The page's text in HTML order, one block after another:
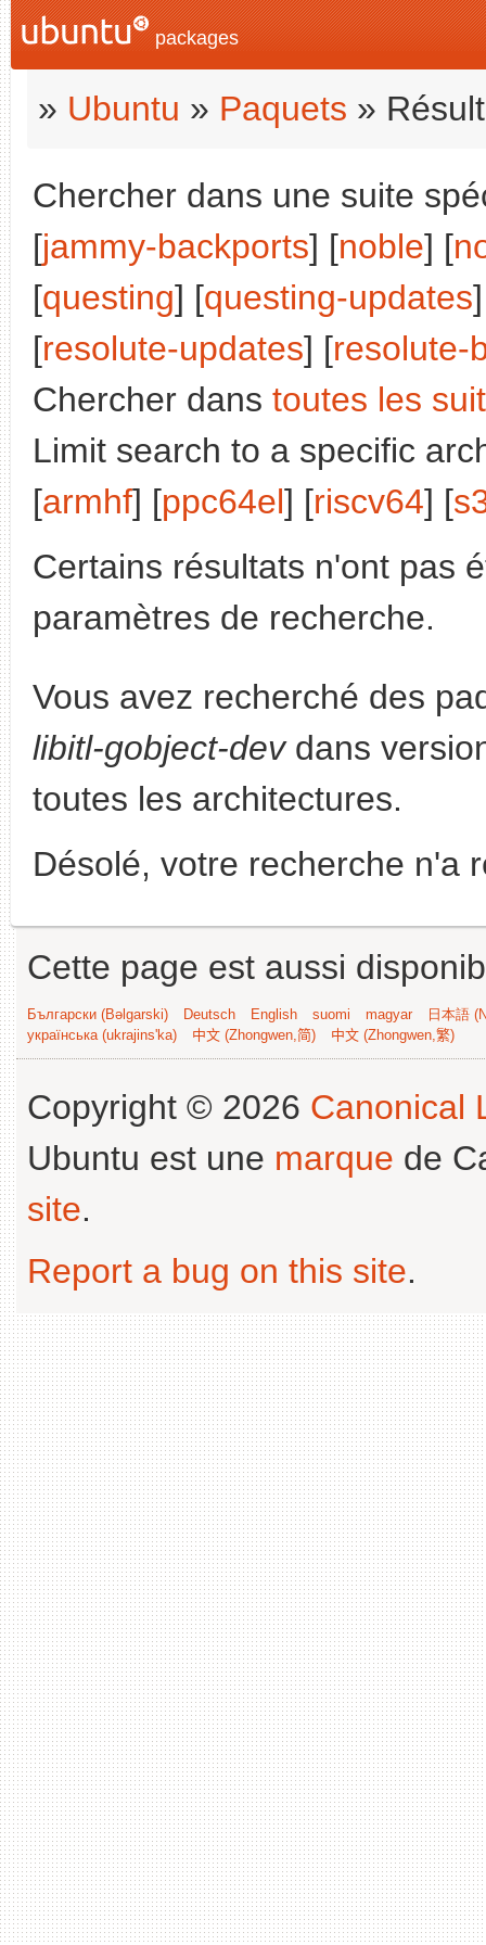
packages
» Ubuntu » Paquets »
Chercher dans une suite
[jammy-backports] [noble] [
[questing] [questing-updates
[resolute-updates] [resolute-
Chercher dans toutes les
Limit search to a specific
[armhf] [ppc64el] [riscv64] [
Certains résultats n'ont pas
paramètres de recherche.
Vous avez recherché des
libitl-gobject-devdans
toutes les architectures.
Désolé, votre recherche n'a
Cette page est aussi
Български (Bəlgarski) Deutsch English suomi magyar
日本語
українська (ukrajins'ka)
中文 (Zhongwen,简) 中文 (Zhongwen,繁)
Copyright © 2026 Canonical
Ubuntu est une marque de
site.
Report a bug on this site.